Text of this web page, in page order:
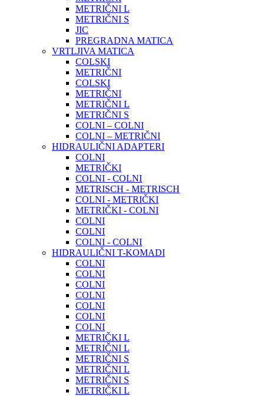
METRIČNI L
METRIČNI S
JIC
PREGRADNA MATICA
VRTLJIVA MATICA
COLSKI
METRIČNI
COLSKI
METRIČNI
METRIČNI L
METRIČNI S
COLNI – COLNI
COLNI – METRIČNI
HIDRAULIČNI ADAPTERI
COLNI
METRIČKI
COLNI - COLNI
METRISCH - METRISCH
COLNI - METRIČKI
METRIČKI - COLNI
COLNI
COLNI
COLNI - COLNI
HIDRAULIČNI T-KOMADI
COLNI
COLNI
COLNI
COLNI
COLNI
COLNI
COLNI
METRIČKI L
METRIČNI L
METRIČNI S
METRIČNI L
METRIČNI S
METRIČKI L